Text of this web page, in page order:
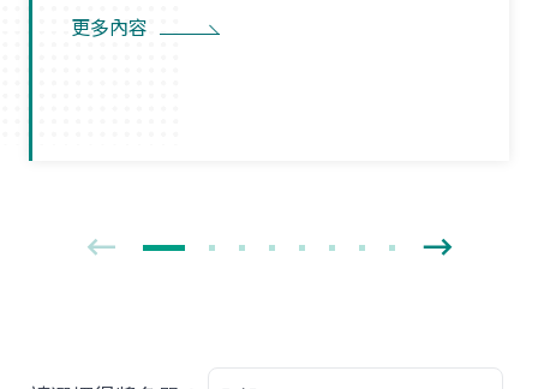
孢子的盛況，在精彩過程中也看到了風的
更多內容